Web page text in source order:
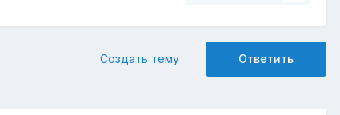
Ответить
Создать тему